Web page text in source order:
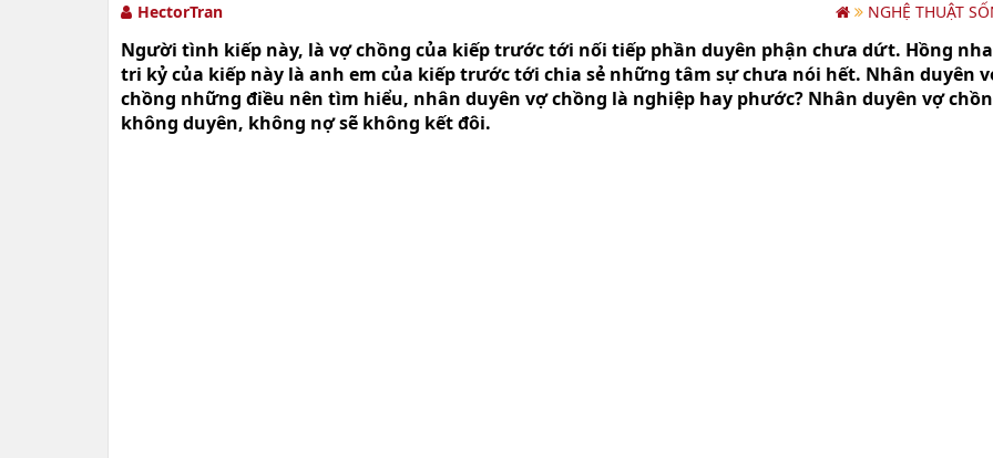
HectorTran NGHỆ THUẬT
Người tình kiếp này, là vợ chồng của kiếp trước tới nối tiếp phần duyên phận chưa dứt. Hồng
tri kỷ của kiếp này là anh em của kiếp trước tới chia sẻ những tâm sự chưa nói hết. Nhân duyên
chồng những điều nên tìm hiểu, nhân duyên vợ chồng là nghiệp hay phước? Nhân duyên vợ
không duyên, không nợ sẽ không kết đôi.